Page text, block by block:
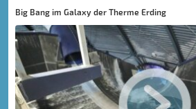
Big Bang im Galaxy der Therme Erding